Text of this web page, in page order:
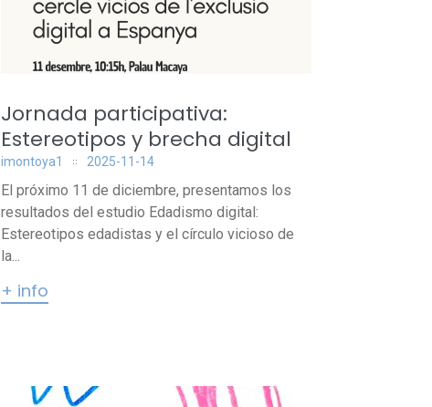
Jornada participativa:
Estereotipos y brecha digital
imontoya1 2025-11-14
El próximo 11 de diciembre, presentamos los
resultados del estudio Edadismo digital:
Estereotipos edadistas y el círculo vicioso de
la...
+ info